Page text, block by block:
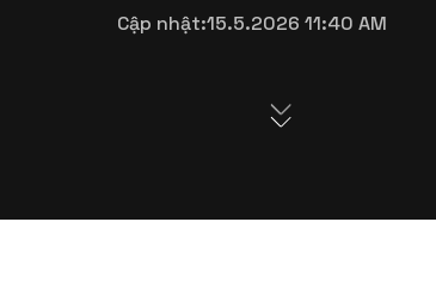
Cập nhật:15.5.2026 11:40 AM